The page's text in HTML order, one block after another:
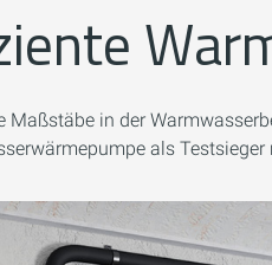
Maßstäbe in der
als Testsieger